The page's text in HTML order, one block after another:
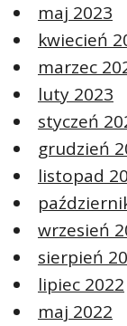
maj 2023
kwiecień
marzec
luty 2023
styczeń
grudzień
listopad
wrzesień
sierpień
lipiec 2022
maj 2022